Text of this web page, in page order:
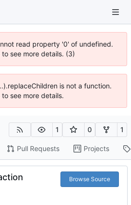
read property '0' of undefined.
see more details. (3)
is not a function.
see more details.
1 0 1
Pull Requests Projects
Browse Source